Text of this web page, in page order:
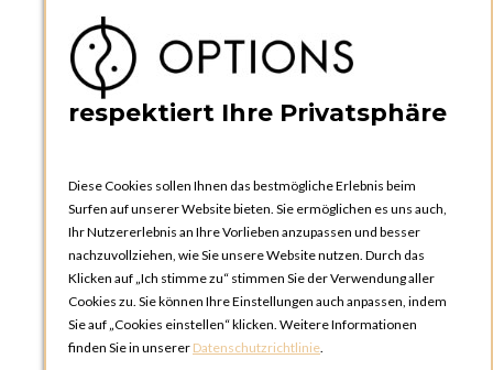
Kataloge und Bestellschein
Bedienungsanleitungen
OPTIONS ZÜRICH
Steinackerstrasse 55,
8302 Kloten
SCHWEIZ
respektiert Ihre Privatsphäre
Diese Cookies sollen Ihnen das bestmögliche Erlebnis beim
Surfen auf unserer Website bieten. Sie ermöglichen es uns auch,
Ihr Nutzererlebnis an Ihre Vorlieben anzupassen und besser
nachzuvollziehen, wie Sie unsere Website nutzen. Durch das
Klicken auf „Ich stimme zu“ stimmen Sie der Verwendung aller
Cookies zu. Sie können Ihre Einstellungen auch anpassen, indem
Sie auf „Cookies einstellen“ klicken. Weitere Informationen
finden Sie in unserer Datenschutzrichtlinie.